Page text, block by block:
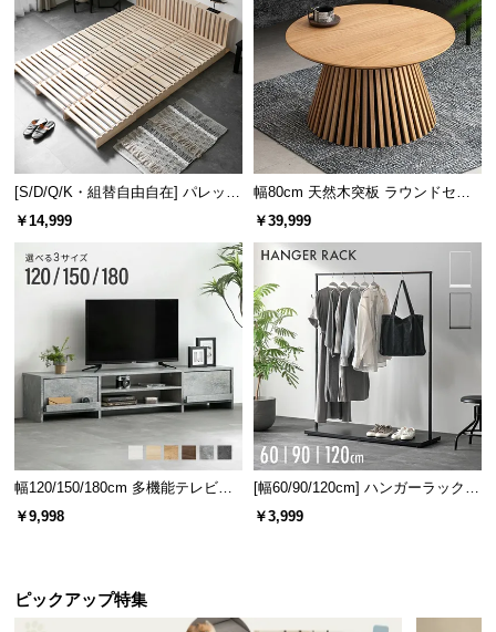
[S/D/Q/K・組替自由自在] パレット
ベッド 8/12/16枚セット
￥14,999
幅80cm 天然木突板 ラウンドセン
ターテーブル 美しい格子デザイン
￥39,999
幅120/150/180cm 多機能テレビボ
ード 木目/石目調 オープン収納・
￥9,998
[幅60/90/120cm] ハンガーラック
スチール 4段階高さ調節 サイドフ
￥3,999
ピックアップ特集